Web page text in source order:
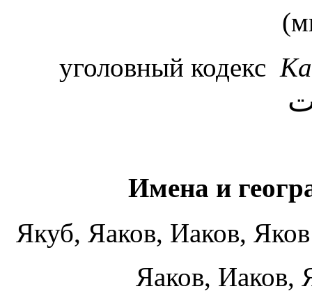
уголовный кодекс
Имена и
Якуб, Яаков, Иаков,
Яаков, Иаков,